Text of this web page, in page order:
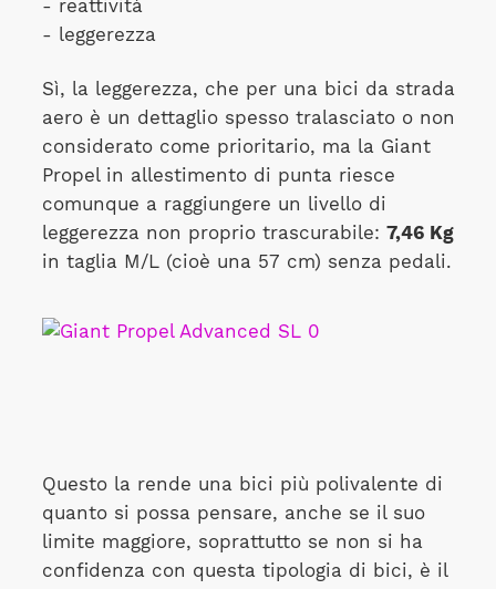
- reattività
- leggerezza
Sì, la leggerezza, che per una bici da strada
aero è un dettaglio spesso tralasciato o non
considerato come prioritario, ma la Giant
Propel in allestimento di punta riesce
comunque a raggiungere un livello di
leggerezza non proprio trascurabile: 7,46 Kg
in taglia M/L (cioè una 57 cm) senza pedali.
Questo la rende una bici più polivalente di
quanto si possa pensare, anche se il suo
limite maggiore, soprattutto se non si ha
confidenza con questa tipologia di bici, è il